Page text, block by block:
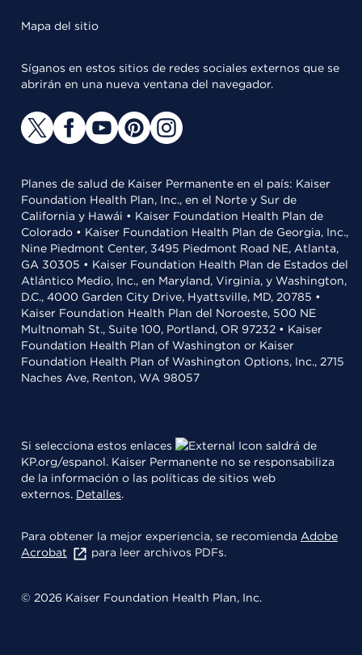
Mapa del sitio
Síganos en estos sitios de redes sociales externos que se
abrirán en una nueva ventana del navegador.
Planes de salud de Kaiser Permanente en el país: Kaiser
Foundation Health Plan, Inc., en el Norte y Sur de
California y Hawái • Kaiser Foundation Health Plan de
Colorado • Kaiser Foundation Health Plan de Georgia, Inc.,
Nine Piedmont Center, 3495 Piedmont Road NE, Atlanta,
GA 30305 • Kaiser Foundation Health Plan de Estados del
Atlántico Medio, Inc., en Maryland, Virginia, y Washington,
D.C., 4000 Garden City Drive, Hyattsville, MD, 20785 •
Kaiser Foundation Health Plan del Noroeste, 500 NE
Multnomah St., Suite 100, Portland, OR 97232 • Kaiser
Foundation Health Plan of Washington or Kaiser
Foundation Health Plan of Washington Options, Inc., 2715
Naches Ave, Renton, WA 98057
Si selecciona estos enlaces
saldrá de
KP.org/espanol. Kaiser Permanente no se responsabiliza
de la información o las políticas de sitios web
externos. Detalles.
Para obtener la mejor experiencia, se recomienda Adobe
Acrobat
para leer archivos PDFs.
© 2026 Kaiser Foundation Health Plan, Inc.